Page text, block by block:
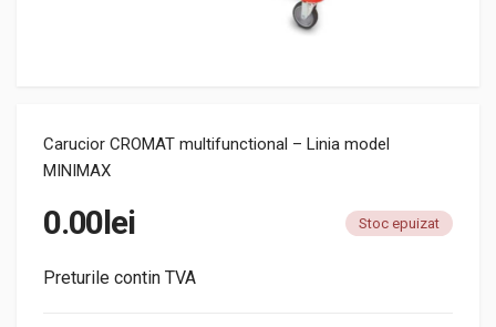
Carucior CROMAT multifunctional – Linia model
MINIMAX
0.00lei Stoc epuizat
Preturile contin TVA